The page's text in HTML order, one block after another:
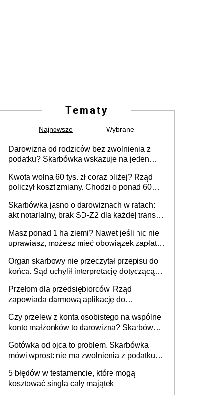
Tematy
Najnowsze Wybrane
Darowizna od rodziców bez zwolnienia z
podatku? Skarbówka wskazuje na jeden
Kwota wolna 60 tys. zł coraz bliżej? Rząd
policzył koszt zmiany. Chodzi o ponad 60
Skarbówka jasno o darowiznach w ratach:
akt notarialny, brak SD-Z2 dla każdej transzy
Masz ponad 1 ha ziemi? Nawet jeśli nic nie
uprawiasz, możesz mieć obowiązek zapłaty
Organ skarbowy nie przeczytał przepisu do
końca. Sąd uchylił interpretację dotyczącą
Przełom dla przedsiębiorców. Rząd
zapowiada darmową aplikację do
Czy przelew z konta osobistego na wspólne
konto małżonków to darowizna? Skarbówka
Gotówka od ojca to problem. Skarbówka
mówi wprost: nie ma zwolnienia z podatku
na konto obdarowanego
5 błędów w testamencie, które mogą
kosztować singla cały majątek